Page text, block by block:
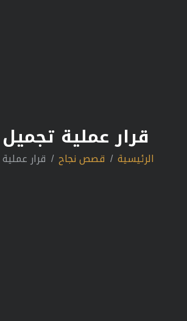
قرار عملية
الرئيسية قصص نجاح قرار